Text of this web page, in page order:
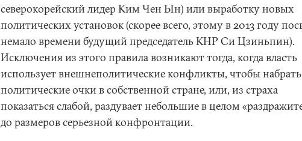
северокорейский лидер Ким Чен Ын) или выработку новых
политических установок (скорее всего, этому в 2013 году
немало времени будущий председатель КНР Си Цзиньпин).
Исключения из этого правила возникают тогда, когда власть
использует внешнеполитические конфликты, чтобы набрать
политические очки в собственной стране, или, из страха
показаться слабой, раздувает небольшие в целом
до размеров серьезной конфронтации.